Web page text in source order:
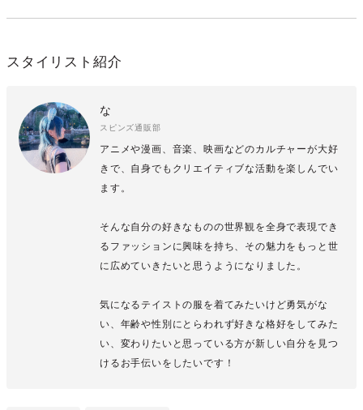
スタイリスト紹介
な
スピンズ通販部
アニメや漫画、音楽、映画などのカルチャーが大好
きで、自身でもクリエイティブな活動を楽しんでい
ます。
そんな自分の好きなものの世界観を全身で表現でき
るファッションに興味を持ち、その魅力をもっと世
に広めていきたいと思うようになりました。
気になるテイストの服を着てみたいけど勇気がな
い、年齢や性別にとらわれず好きな格好をしてみた
い、変わりたいと思っている方が新しい自分を見つ
けるお手伝いをしたいです！